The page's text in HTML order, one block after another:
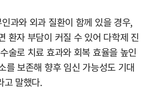
과와 외과 질환이 함께 있을 경우,
환자 부담이 커질 수 있어 다학제 진
술로 치료 효과와 회복 효율을 높인
를 보존해 향후 임신 가능성도 기대
고 말했다.